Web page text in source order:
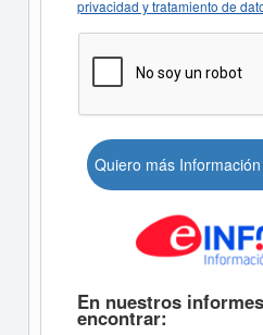
privacidad y tratamiento de
Quiero más
En nuestros
encontrar: